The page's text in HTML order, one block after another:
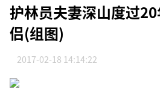
护林员夫妻深山度过
侣(组图)
2017-02-18 14:14:22